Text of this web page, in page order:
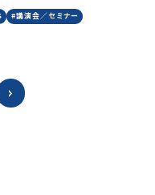
#講演会／セミナー